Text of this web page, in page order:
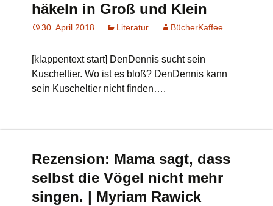
häkeln in Groß und Klein
30. April 2018 Literatur BücherKaffee
[klappentext start] DenDennis sucht sein
Kuscheltier. Wo ist es bloß? DenDennis kann
sein Kuscheltier nicht finden….
Rezension: Mama sagt, dass
selbst die Vögel nicht mehr
singen. | Myriam Rawick